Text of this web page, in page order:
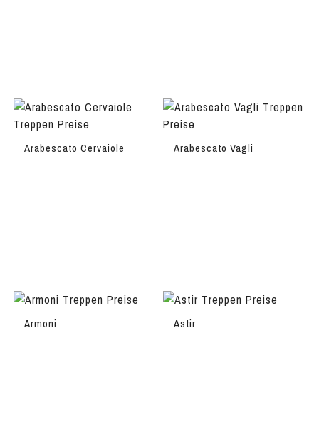
Arabescato Cervaiole Arabescato Vagli
Armoni Astir